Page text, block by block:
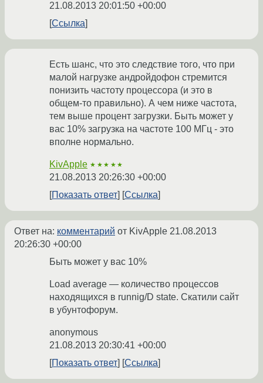
21.08.2013 20:01:50 +00:00
Ссылка
Есть шанс, что это следствие того, что при
малой нагрузке андройдофон стремится
понизить частоту процессора (и это в
общем-то правильно). А чем ниже частота,
тем выше процент загрузки. Быть может у
вас 10% загрузка на частоте 100 МГц - это
вполне нормально.
KivApple ★★★★★
21.08.2013 20:26:30 +00:00
Показать ответ
Ссылка
Ответ на: комментарий от KivApple 21.08.2013
20:26:30 +00:00
Быть может у вас 10%
Load average — количество процессов
находящихся в runnig/D state. Скатили сайт
в убунтофорум.
anonymous
21.08.2013 20:30:41 +00:00
Показать ответ
Ссылка